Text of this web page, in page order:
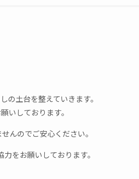
の土台を整えていきます。
いしております。
んのでご安心ください。
をお願いしております。